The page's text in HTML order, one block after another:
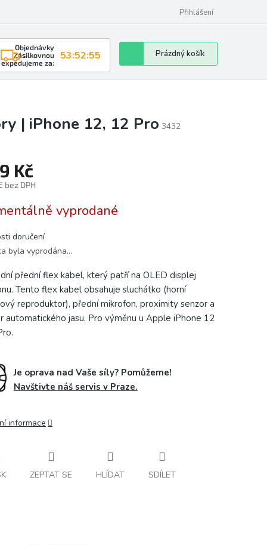
Přihlášení
Objednávky
Zásilkovnou
expedujeme za:
53:52:54
Nákupní
košík
Prázdný košík
| iPhone 12, 12 Pro 3432
Kč
bez DPH
vyprodané
doručení
byla vyprodána…
přední flex kabel, který patří na OLED displej
Tento flex kabel obsahuje sluchátko (horní
reproduktor), přední mikrofon, proximity senzor a
automatického jasu. Pro výměnu u Apple iPhone 12
Je oprava nad Vaše síly? Pomůžeme!
Navštivte náš servis v Praze.
informace
ZEPTAT SE HLÍDAT SDÍLET